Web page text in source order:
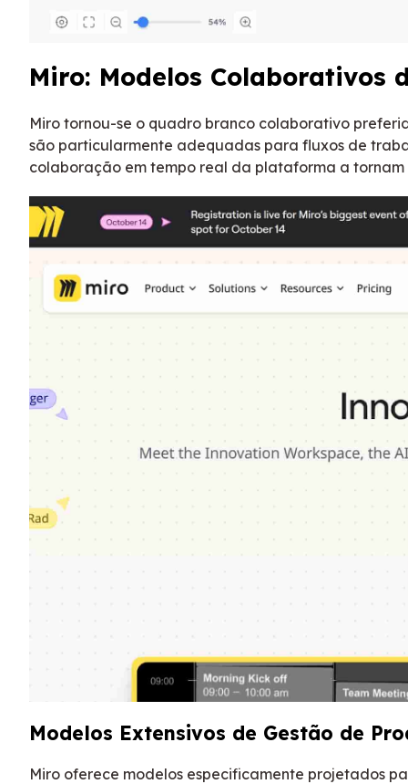
Miro: Modelos Colaborativos
Miro tornou-se o quadro branco colaborativo
são particularmente adequadas para fluxos de
colaboração em tempo real da plataforma a
Modelos Extensivos de Gestão de
Miro oferece modelos especificamente projetados